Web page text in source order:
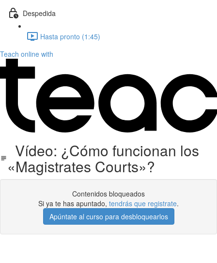
Despedida
Hasta pronto (1:45)
Teach online with
Vídeo: ¿Cómo funcionan los
«Magistrates Courts»?
Contenidos bloqueados
Si ya te has apuntado, tendrás que registrate.
Apúntate al curso para desbloquearlos